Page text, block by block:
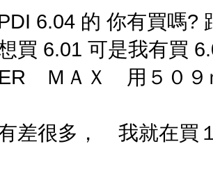
6.04 的 你有買嗎?
買 6.01 可是我有買
ＭＡＸ 用５０
差很多， 我就在